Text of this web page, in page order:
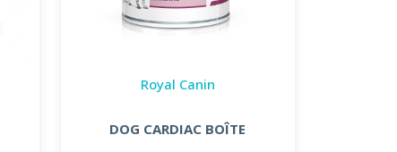
Royal Canin
DOG CARDIAC BOÎTE